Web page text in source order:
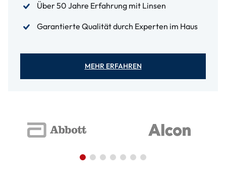
Über 50 Jahre Erfahrung mit Linsen
Garantierte Qualität durch Experten im Haus
MEHR ERFAHREN